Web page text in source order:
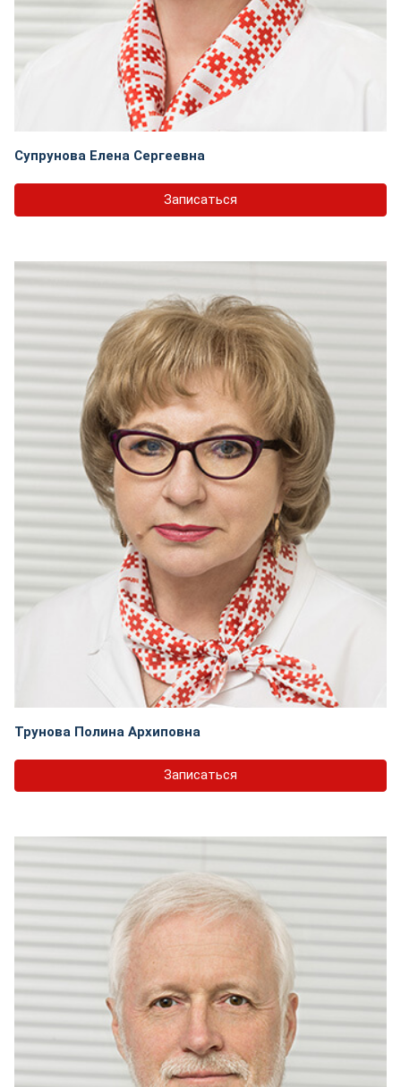
Супрунова Елена Сергеевна
Записаться
Трунова Полина Архиповна
Записаться